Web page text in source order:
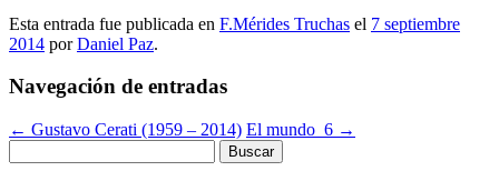
Esta entrada fue publicada en F.Mérides Truchas el 7 septiembre
2014 porDaniel Paz.
Navegación de entradas
← Gustavo Cerati (1959 – 2014) El mundo_6 →